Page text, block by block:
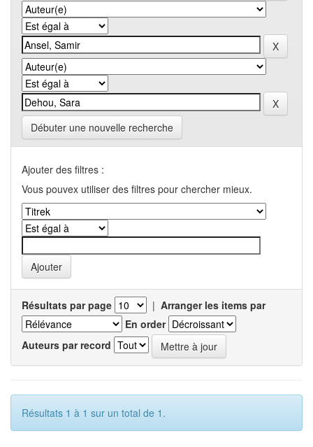
Débuter une nouvelle recherche
Ajouter des filtres :
Vous pouvex utiliser des filtres pour chercher mieux.
Résultats par page | Arranger les items par
En order
Auteurs par record
Résultats 1 à 1 sur un total de 1.